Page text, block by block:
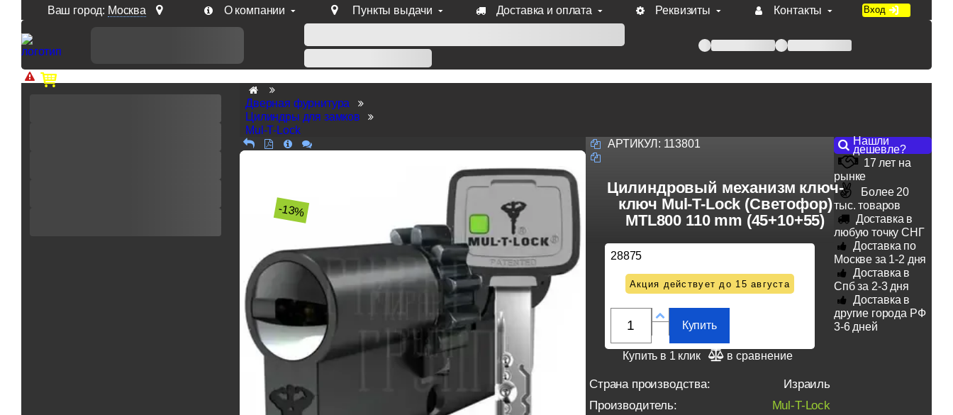
Ваш город: Москва О компании Пункты выдачи Доставка и оплата Реквизиты Контакты Вход
Доп. скидка от цен на сайте 7% при заказе от 50 тыс. руб продукции Venezia, Fratelli, Tupai, Extreza, Melodia, Forme при оплате по счету.
Дверная фурнитура
Цилиндры для замков
Mul-T-Lock
-13%
АРТИКУЛ: 113801
Цилиндровый механизм ключ-
ключ Mul-T-Lock (Светофор)
MTL800 110 mm (45+10+55)
28875
Акция действует до 15 августа
Купить
Купить в 1 клик в сравнение
Страна производства:
Израиль
Производитель:
Mul-T-Lock
Нашли
дешевле?
17 лет на
рынке
Более 20
тыс. товаров
Доставка в
любую точку СНГ
Доставка по
Москве за 1-2 дня
Доставка в
Спб за 2-3 дня
Доставка в
другие города РФ
3-6 дней